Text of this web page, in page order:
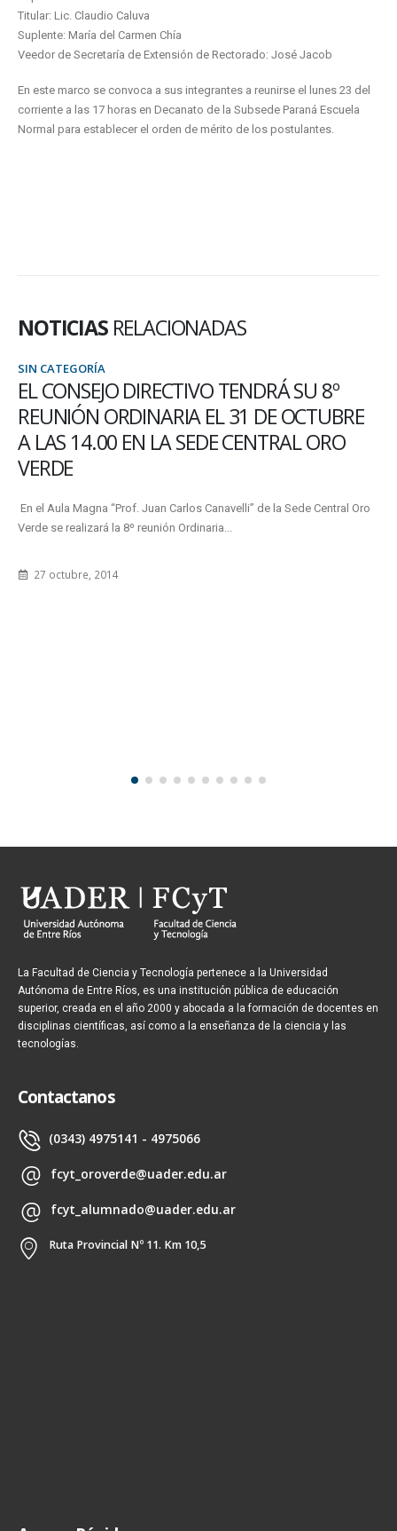
Titular: Lic. Claudio Caluva
Suplente: María del Carmen Chía
Veedor de Secretaría de Extensión de Rectorado: José Jacob
En este marco se convoca a sus integrantes a reunirse el lunes 23 del
corriente a las 17 horas en Decanato de la Subsede Paraná Escuela
Normal para establecer el orden de mérito de los postulantes.
NOTICIAS RELACIONADAS
TENDRÁ SU 8º
EL 31 DE OCTUBRE
CENTRAL ORO
Canavelli” de la Sede Central Oro
Ordinaria...
MOVILIDAD
DE PARAGUAY
La Facultad de Ciencia y Tecnología pertenece a la Universidad
Autónoma de Entre Ríos, es una institución pública de educación
superior, creada en el año 2000 y abocada a la formación de docentes en
disciplinas científicas, así como a la enseñanza de la ciencia y las
tecnologías.
Contactanos
(0343) 4975141 - 4975066
fcyt_oroverde@uader.edu.ar
fcyt_alumnado@uader.edu.ar
Ruta Provincial Nº 11. Km 10,5